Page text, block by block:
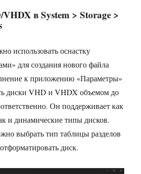
в System > Storage >
использовать оснастку
для создания нового файла
к приложению «Параметры»
диски VHD и VHDX объемом до
Он поддерживает как
и динамические типы дисков.
выбрать тип таблицы разделов
диск.